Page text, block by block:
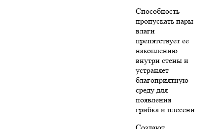
Способность
пропускать пары
влаги
препятствует ее
накоплению
внутри стены и
устраняет
благоприятную
среду для
появления
грибка и плесени